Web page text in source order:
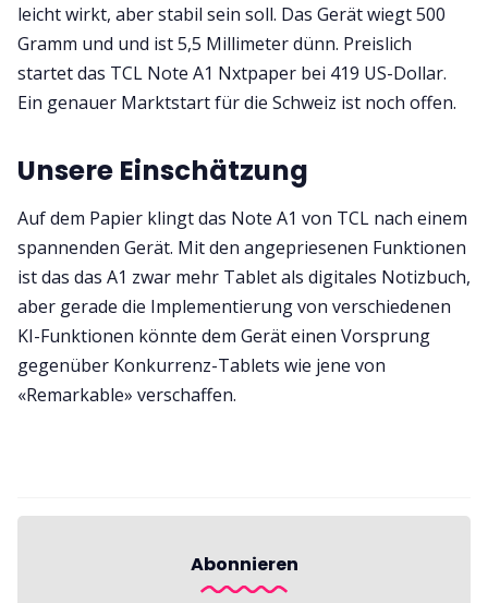
leicht wirkt, aber stabil sein soll. Das Gerät wiegt 500
Gramm und und ist 5,5 Millimeter dünn. Preislich
startet das TCL Note A1 Nxtpaper bei 419 US-Dollar.
Ein genauer Marktstart für die Schweiz ist noch offen.
Unsere Einschätzung
Auf dem Papier klingt das Note A1 von TCL nach einem
spannenden Gerät. Mit den angepriesenen Funktionen
ist das das A1 zwar mehr Tablet als digitales Notizbuch,
aber gerade die Implementierung von verschiedenen
KI-Funktionen könnte dem Gerät einen Vorsprung
gegenüber Konkurrenz-Tablets wie jene von
«Remarkable» verschaffen.
Abonnieren